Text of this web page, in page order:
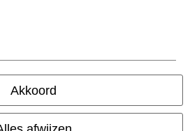
Akkoord